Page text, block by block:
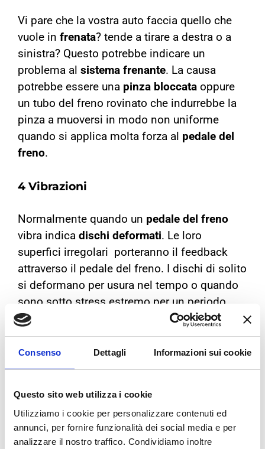
Consenso Dettagli Informazioni sui cookie
Questo sito web utilizza i cookie
Utilizziamo i cookie per personalizzare contenuti ed
annunci, per fornire funzionalità dei social media e per
analizzare il nostro traffico. Condividiamo inoltre
Vi pare che la vostra auto faccia quello che
vuole in frenata? tende a tirare a destra o a
sinistra? Questo potrebbe indicare un
problema al sistema frenante. La causa
potrebbe essere una pinza bloccata oppure
un tubo del freno rovinato che indurrebbe la
pinza a muoversi in modo non uniforme
quando si applica molta forza al pedale del
freno.
4 Vibrazioni
Normalmente quando un pedale del freno
vibra indica dischi deformati. Le loro
superfici irregolari porteranno il feedback
attraverso il pedale del freno.
I dischi di solito
si deformano per usura nel tempo o quando
sono sotto stress estremo per un periodo
prolungato.
5 Pedale spugnoso
prima di aver terminato lafrenata
indicare che lepastiglie siano usurateo vi sia
un problema con ilsistema idraulico. Per